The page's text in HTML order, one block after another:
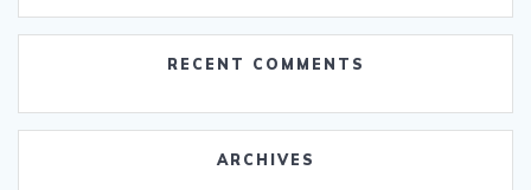
RECENT COMMENTS
ARCHIVES